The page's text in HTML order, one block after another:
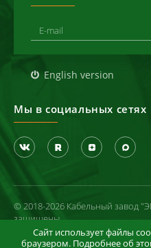
English version
Мы в социальных сетях
© 2018-2026 Кабельный завод
защищены
Политика конфиденциальности
Сайт использует файлы
браузером. Подробнее об